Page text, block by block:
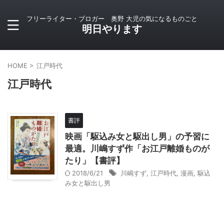
フリーライター・ブロガー 奥野 大児の気になるものごと
明日やります
HOME > 江戸時代
江戸時代
書評
映画「駆込み女と駆出し男」の予習に
最適。川嶋すず作「お江戸離婚ものが
たり」【書評】
2018/6/21 川嶋すず 江戸時代 漫画 駆込
み女と駆出し男